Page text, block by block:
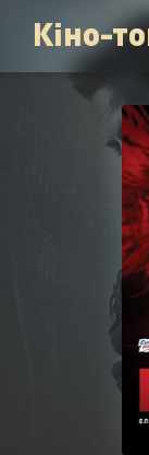
Кіно-
Авторизація
Запам'ятати